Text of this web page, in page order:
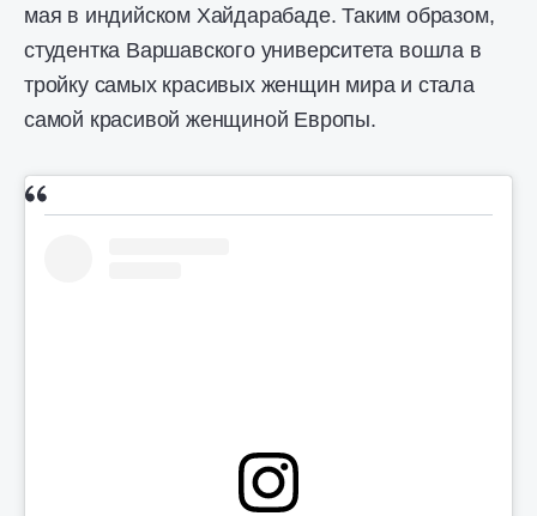
мая в индийском Хайдарабаде. Таким образом,
студентка Варшавского университета вошла в
тройку самых красивых женщин мира и стала
самой красивой женщиной Европы.